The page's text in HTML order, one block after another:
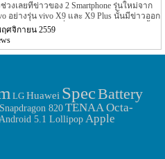
งเลยที่ข่าวของ 2 Smartphone รุ่นใหม่จาก
อย่างรุ่น vivo X9 และ X9 Plus นั้นมีข่าวออก
ละเอียดกันต่อเนื่องเลยทีเดียว แต่ล่าสุดนั้น
อีกรุ่นหนึ่งของทาง vivo นั้นออกมาให้
ยดกันอีกครั้ง สำหรับข่าวของ Smartphone รุ่น
าง vivo นั้นจะมีชื่อรุ่นว่า vivo Xplay 6 โดย
งด้านหลังและด้านหน้าของตัวเครื่อง โดย
น้าจอแสดงผลของตัวเครื่องนั้นจะเป็นแบบ
จอที่มีขอบโค้งมนนั้นเอง และแน่นอนว่าอาจจะ
ง finger-scanning ที่ปุ่ม home ทางด้านหน้า
รูปหนึ่งนั้นจะเป็นรูปร่างของด้านหลังของตัว
นี้จะมาพร้อมกับ dual camera หรือกล้องหลัง 2
ฤศจิกายน 2559
LG Huawei SpecBattery
Snapdragon 820 TENAAOcta-
5.1 Lollipop Apple